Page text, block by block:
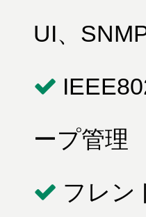
UI、
ープ管理
フレン